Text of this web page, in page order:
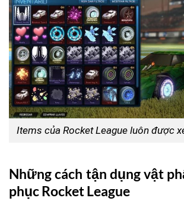
Items của Rocket League luôn được
Những cách tận dụng vật
phục Rocket League